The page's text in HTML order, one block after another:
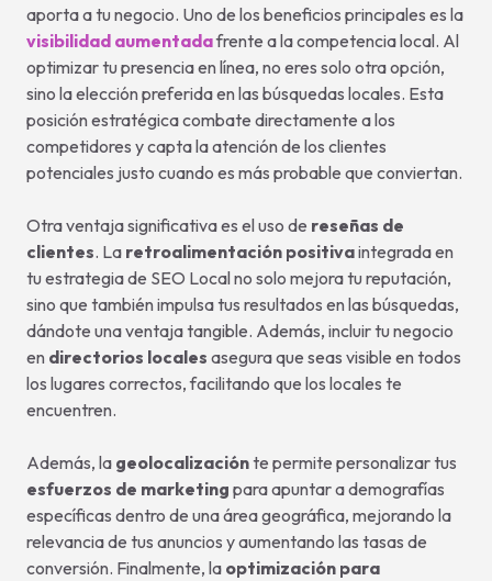
aporta a tu negocio. Uno de los beneficios principales es la
visibilidad aumentadafrente a la competencia local. Al
optimizar tu presencia en línea, no eres solo otra opción,
sino la elección preferida en las búsquedas locales. Esta
posición estratégica combate directamente a los
competidores y capta la atención de los clientes
potenciales justo cuando es más probable que conviertan.
Otra ventaja significativa es el uso de reseñas de
clientes. La retroalimentación positivaintegrada en
tu estrategia de SEO Local no solo mejora tu reputación,
sino que también impulsa tus resultados en las búsquedas,
dándote una ventaja tangible. Además, incluir tu negocio
en directorios locales asegura que seas visible en todos
los lugares correctos, facilitando que los locales te
encuentren.
Además, la geolocalizaciónte permite personalizar tus
esfuerzos de marketing para apuntar a demografías
específicas dentro de una área geográfica, mejorando la
relevancia de tus anuncios y aumentando las tasas de
conversión. Finalmente, la optimización para